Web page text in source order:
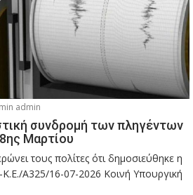
admin
συνδρομή των πληγέντων
Μαρτίου
τους πολίτες ότι δημοσιεύθηκε η
Α325/16-07-2026 Κοινή Υπουργική